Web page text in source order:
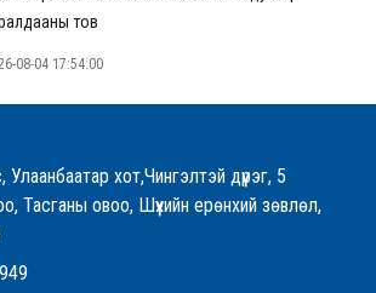
тов
08-04 17:54:00
хот,Чингэлтэй дүүрэг, 5
Тасганы овоо, Шүүхийн ерөнхий зөвлөл,